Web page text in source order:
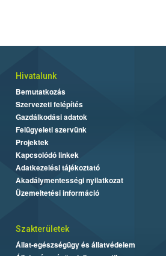
Hivatalunk
Bemutatkozás
Szervezeti felépítés
Gazdálkodási adatok
Felügyeleti szervünk
Projektek
Kapcsolódó linkek
Adatkezelési tájékoztató
Akadálymentességi nyilatkozat
Üzemeltetési információ
Szakterületek
Állat-egészségügy és állatvédelem